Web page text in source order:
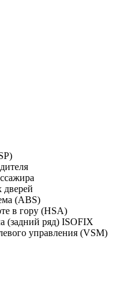
дверей
(ABS)
в гору (HSA)
(задний ряд) ISOFIX
управления (VSM)